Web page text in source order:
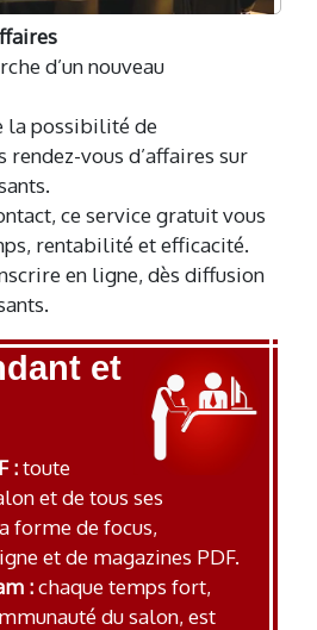
d’un nouveau
la possibilité de
vous d’affaires sur
ce service gratuit vous
rentabilité et efficacité.
en ligne, dès diffusion
et
:toute
et de tous ses
forme de focus,
et de magazines PDF.
:chaque temps fort,
du salon, est